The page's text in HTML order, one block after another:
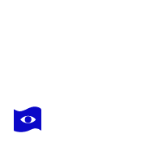
BETTINA NEWBERY
𝑺𝑻𝑨𝑹 𝑽𝑰𝑰 - 𝑽 1 𝑨𝑼𝑩𝑼𝑹𝑵